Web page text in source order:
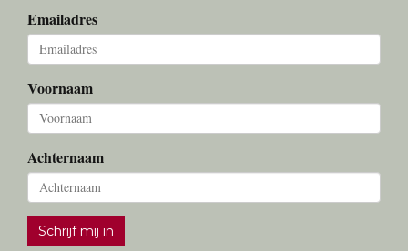
Emailadres
Voornaam
Achternaam
Schrijf mij in